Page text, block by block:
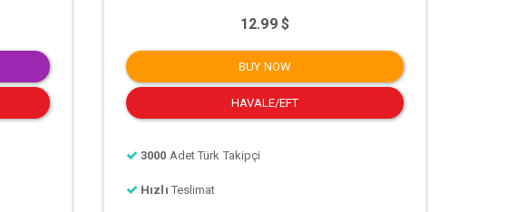
12.99 $
BUY NOW
HAVALE/EFT
3000 Adet Türk Takipçi
Hızlı Teslimat